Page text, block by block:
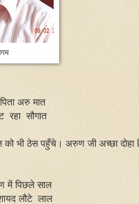
अरु मात
रहा सौगात
को भी ठेस पहुँचे। अरुण जी अच्छा दोहा
में पिछले साल
लौटे लाल